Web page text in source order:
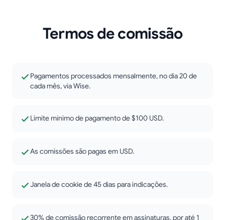
Termos de comissão
Pagamentos processados mensalmente, no dia 20 de
cada mês, via Wise.
Limite mínimo de pagamento de $100 USD.
As comissões são pagas em USD.
Janela de cookie de 45 dias para indicações.
30% de comissão recorrente em assinaturas, por até 1